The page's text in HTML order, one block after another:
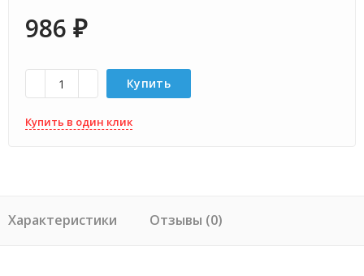
986 ₽
Купить
Купить в один клик
Характеристики Отзывы (0)